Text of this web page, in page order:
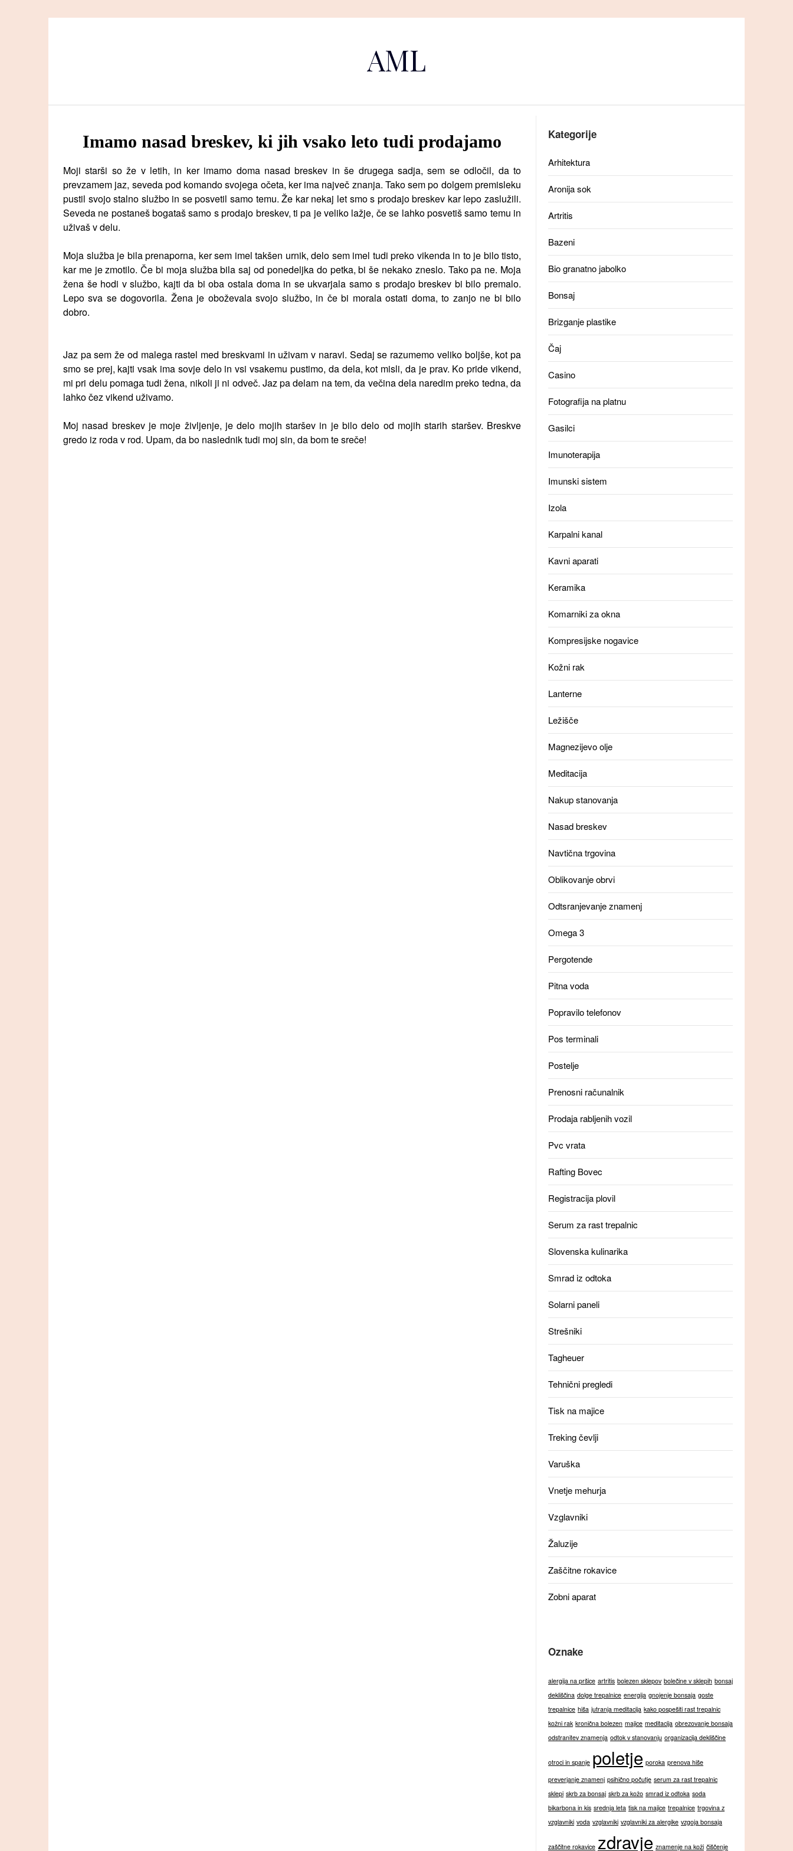
AML
Imamo nasad breskev, ki jih vsako leto tudi prodajamo
Moji starši so že v letih, in ker imamo doma nasad breskev in še drugega sadja, sem se odločil, da to
prevzamem jaz, seveda pod komando svojega očeta, ker ima največ znanja. Tako sem po dolgem premisleku
pustil svojo stalno službo in se posvetil samo temu. Že kar nekaj let smo s prodajo breskev kar lepo zaslužili.
Seveda ne postaneš bogataš samo s prodajo breskev, ti pa je veliko lažje, če se lahko posvetiš samo temu in
uživaš v delu.
Moja služba je bila prenaporna, ker sem imel takšen urnik, delo sem imel tudi preko vikenda in to je bilo tisto,
kar me je zmotilo. Če bi moja služba bila saj od ponedeljka do petka, bi še nekako zneslo. Tako pa ne. Moja
žena še hodi v službo, kajti da bi oba ostala doma in se ukvarjala samo s prodajo breskev bi bilo premalo.
Lepo sva se dogovorila. Žena je oboževala svojo službo, in če bi morala ostati doma, to zanjo ne bi bilo
dobro.
Jaz pa sem že od malega rastel med breskvami in uživam v naravi. Sedaj se razumemo veliko boljše, kot pa
smo se prej, kajti vsak ima sovje delo in vsi vsakemu pustimo, da dela, kot misli, da je prav. Ko pride vikend,
mi pri delu pomaga tudi žena, nikoli ji ni odveč. Jaz pa delam na tem, da večina dela naredim preko tedna, da
lahko čez vikend uživamo.
Moj nasad breskev je moje življenje, je delo mojih staršev in je bilo delo od mojih starih staršev. Breskve
gredo iz roda v rod. Upam, da bo naslednik tudi moj sin, da bom te sreče!
Kategorije
Arhitektura
Aronija sok
Artritis
Bazeni
Bio granatno jabolko
Bonsaj
Brizganje plastike
Čaj
Casino
Fotografija na platnu
Gasilci
Imunoterapija
Imunski sistem
Izola
Karpalni kanal
Kavni aparati
Keramika
Komarniki za okna
Kompresijske nogavice
Kožni rak
Lanterne
Ležišče
Magnezijevo olje
Meditacija
Nakup stanovanja
Nasad breskev
Navtična trgovina
Oblikovanje obrvi
Odtsranjevanje znamenj
Omega 3
Pergotende
Pitna voda
Popravilo telefonov
Pos terminali
Postelje
Prenosni računalnik
Prodaja rabljenih vozil
Pvc vrata
Rafting Bovec
Registracija plovil
Serum za rast trepalnic
Slovenska kulinarika
Smrad iz odtoka
Solarni paneli
Strešniki
Tagheuer
Tehnični pregledi
Tisk na majice
Treking čevlji
Varuška
Vnetje mehurja
Vzglavniki
Žaluzije
Zaščitne rokavice
Zobni aparat
Oznake
alergija na pršice artritis bolezen sklepov bolečine v sklepih bonsaj
dekliščina dolge trepalnice energija gnojenje bonsaja goste
trepalnice hiša jutranja meditacija kako pospešiti rast trepalnic
kožni rak kronična bolezen majice meditacija obrezovanje bonsaja
odstranitev znamenja odtok v stanovanju organizacija dekliščine
otroci in spanje poletje poroka prenova hiše
preverjanje znamenj psihično počutje serum za rast trepalnic
sklepi skrb za bonsaj skrb za kožo smrad iz odtoka soda
bikarbona in kis srednja leta tisk na majice trepalnice trgovina z
vzglavniki voda vzglavniki vzglavniki za alergike vzgoja bonsaja
zaščitne rokavice zdravje znamenje na koži čiščenje